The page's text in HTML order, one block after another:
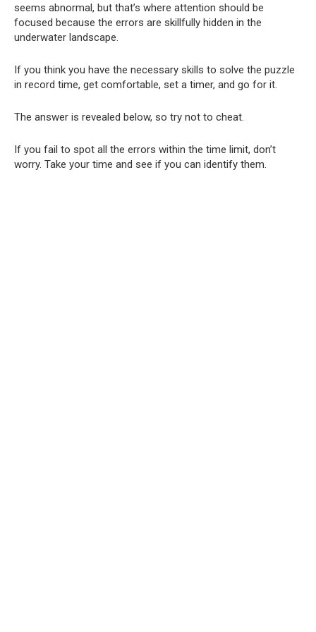
seems abnormal, but that’s where attention should be
focused because the errors are skillfully hidden in the
underwater landscape.
If you think you have the necessary skills to solve the puzzle
in record time, get comfortable, set a timer, and go for it.
The answer is revealed below, so try not to cheat.
If you fail to spot all the errors within the time limit, don’t
worry. Take your time and see if you can identify them.